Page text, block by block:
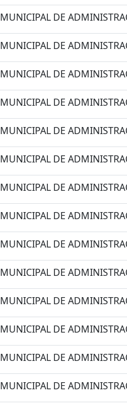
MUNICIPAL DE
MUNICIPAL DE
MUNICIPAL DE
MUNICIPAL DE
MUNICIPAL DE
MUNICIPAL DE
MUNICIPAL DE
MUNICIPAL DE
MUNICIPAL DE
MUNICIPAL DE
MUNICIPAL DE
MUNICIPAL DE
MUNICIPAL DE
MUNICIPAL DE